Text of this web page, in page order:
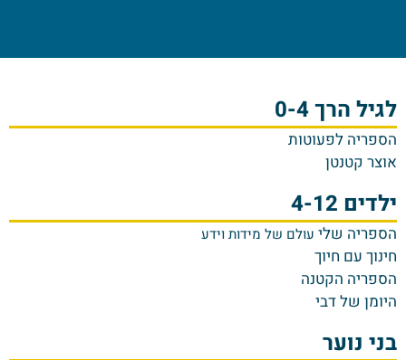
לגיל הרך 0-4
הספריה לפעוטות
אוצר קטנטן
ילדים 4-12
הספריה שלי עולם של מידות וידע
חינוך עם חיוך
הספריה הקטנה
היומן של דבי
בני נוער